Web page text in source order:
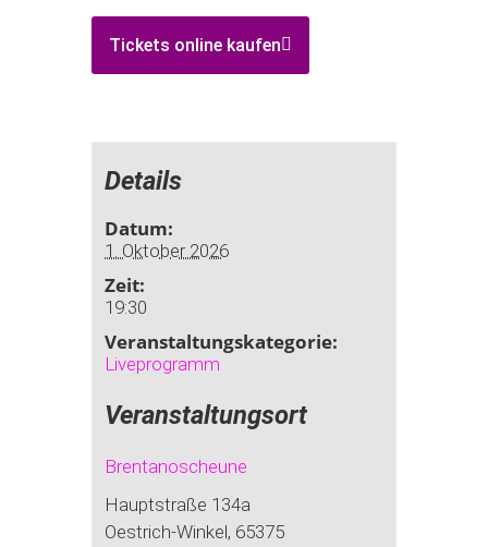
Tickets online kaufen
Details
Datum:
1. Oktober 2026
Zeit:
19:30
Veranstaltungskategorie:
Liveprogramm
Veranstaltungsort
Brentanoscheune
Hauptstraße 134a
Oestrich-Winkel, 65375